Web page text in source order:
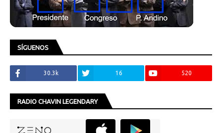
SÍGUENOS
30.3k 16 520
RADIO CHAVIN LEGENDARY